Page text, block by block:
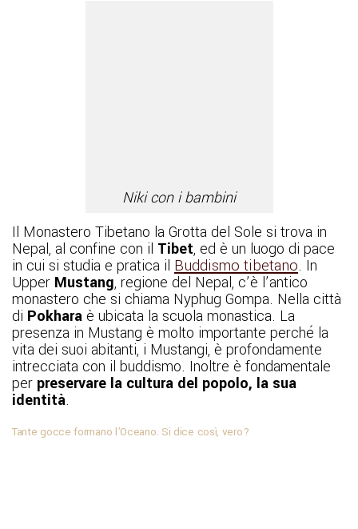
Niki con i bambini
Il Monastero Tibetano la Grotta del Sole si trova in
Nepal, al confine con il Tibet, ed è un luogo di pace
in cui si studia e pratica il Buddismo tibetano. In
Upper Mustang, regione del Nepal, c’è l’antico
monastero che si chiama Nyphug Gompa. Nella città
di Pokhara è ubicata la scuola monastica. La
presenza in Mustang è molto importante perché la
vita dei suoi abitanti, i Mustangi, è profondamente
intrecciata con il buddismo. Inoltre è fondamentale
per preservare la cultura del popolo, la sua
identità.
Tante gocce formano l’Oceano. Si dice così, vero?